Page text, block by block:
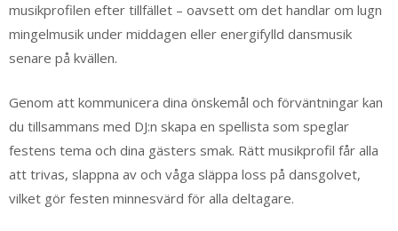
musikprofilen efter tillfället – oavsett om det handlar om lugn
mingelmusik under middagen eller energifylld dansmusik
senare på kvällen.
Genom att kommunicera dina önskemål och förväntningar kan
du tillsammans med DJ:n skapa en spellista som speglar
festens tema och dina gästers smak. Rätt musikprofil får alla
att trivas, slappna av och våga släppa loss på dansgolvet,
vilket gör festen minnesvärd för alla deltagare.